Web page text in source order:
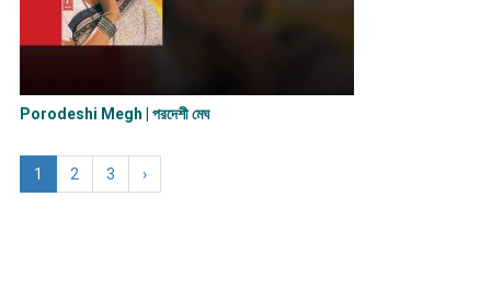
Porodeshi Megh | পরদেশী মেঘ
1 2 3 ›